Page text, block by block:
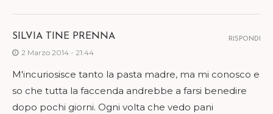
SILVIA TINE PRENNA
2 Marzo 2014 - 21:44
M'incuriosisce tanto la pasta madre, ma mi conosco e
so che tutta la faccenda andrebbe a farsi benedire
dopo pochi giorni. Ogni volta che vedo pani
RISPONDI